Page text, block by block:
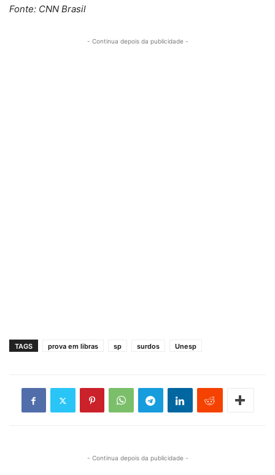
Fonte: CNN Brasil
- Continua depois da publicidade -
TAGS prova em libras sp surdos Unesp
- Continua depois da publicidade -